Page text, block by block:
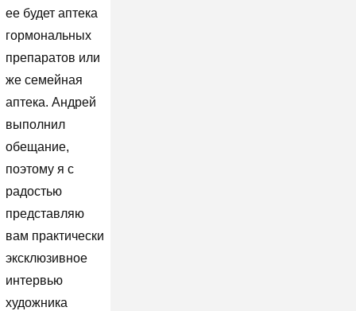
ее будет аптека
гормональных
препаратов или
же семейная
аптека. Андрей
выполнил
обещание,
поэтому я с
радостью
представляю
вам практически
эксклюзивное
интервью
художника